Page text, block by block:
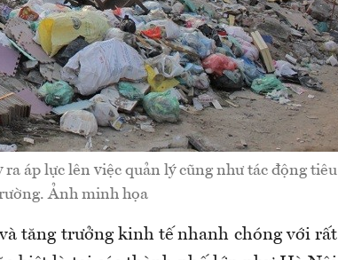
áp lực lên việc quản lý cũng như tác động tiêu
Ảnh minh họa
tăng trưởng kinh tế nhanh chóng với rất